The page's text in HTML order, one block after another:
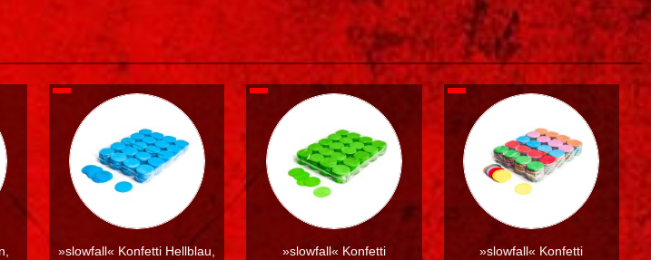
»slowfall« Konfetti Hellblau,
»slowfall« Konfetti
»slowfall« Konfetti